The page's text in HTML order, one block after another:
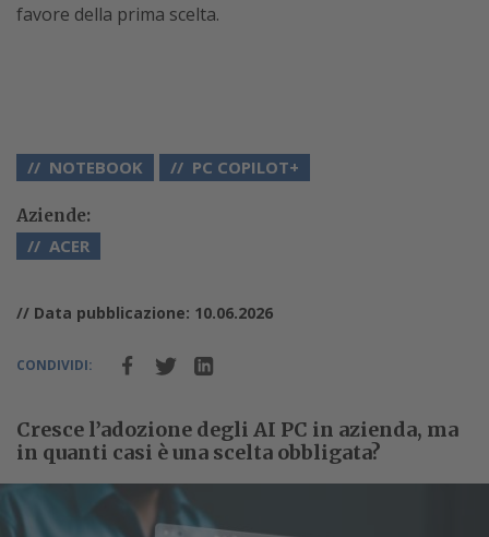
favore della prima scelta.
NOTEBOOK PC COPILOT+
Aziende:
ACER
// Data pubblicazione: 10.06.2026
CONDIVIDI:
Cresce l’adozione degli AI PC in azienda, ma
in quanti casi è una scelta obbligata?